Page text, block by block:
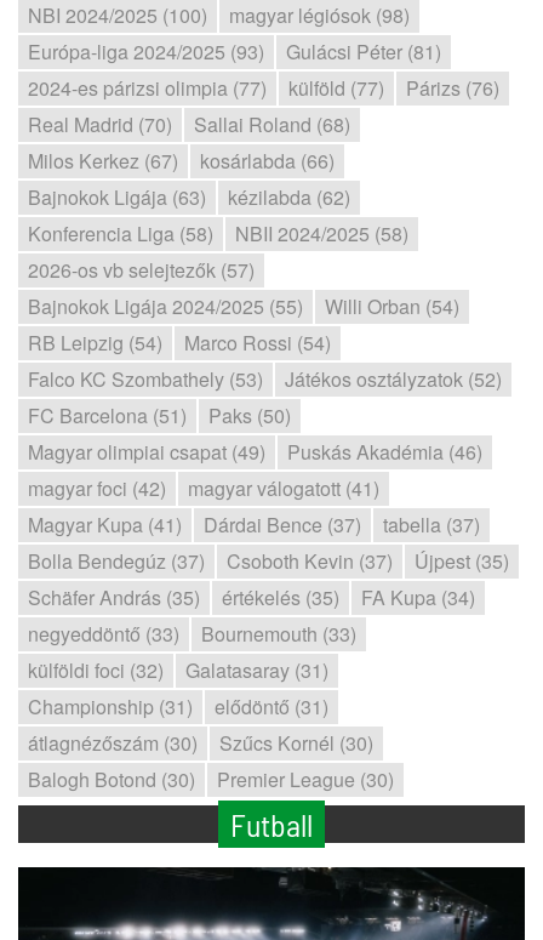
NBI 2024/2025 (100)
magyar légiósok (98)
Európa-liga 2024/2025 (93)
Gulácsi Péter (81)
2024-es párizsi olimpia (77)
külföld (77)
Párizs (76)
Real Madrid (70)
Sallai Roland (68)
Milos Kerkez (67)
kosárlabda (66)
Bajnokok Ligája (63)
kézilabda (62)
Konferencia Liga (58)
NBII 2024/2025 (58)
2026-os vb selejtezők (57)
Bajnokok Ligája 2024/2025 (55)
Willi Orban (54)
RB Leipzig (54)
Marco Rossi (54)
Falco KC Szombathely (53)
Játékos osztályzatok (52)
FC Barcelona (51)
Paks (50)
Magyar olimpiai csapat (49)
Puskás Akadémia (46)
magyar foci (42)
magyar válogatott (41)
Magyar Kupa (41)
Dárdai Bence (37)
tabella (37)
Bolla Bendegúz (37)
Csoboth Kevin (37)
Újpest (35)
Schäfer András (35)
értékelés (35)
FA Kupa (34)
negyeddöntő (33)
Bournemouth (33)
külföldi foci (32)
Galatasaray (31)
Championship (31)
elődöntő (31)
átlagnézőszám (30)
Szűcs Kornél (30)
Balogh Botond (30)
Premier League (30)
Futball